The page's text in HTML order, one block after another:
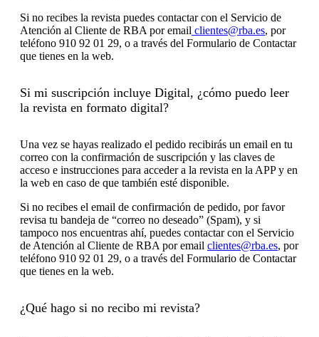
Si no recibes la revista puedes contactar con el Servicio de
Atención al Cliente de RBA por email clientes@rba.es, por
teléfono 910 92 01 29, o a través del Formulario de Contactar
que tienes en la web.
Si mi suscripción incluye Digital, ¿cómo puedo leer
la revista en formato digital?
Una vez se hayas realizado el pedido recibirás un email en tu
correo con la confirmación de suscripción y las claves de
acceso e instrucciones para acceder a la revista en la APP y en
la web en caso de que también esté disponible.
Si no recibes el email de confirmación de pedido, por favor
revisa tu bandeja de “correo no deseado” (Spam), y si
tampoco nos encuentras ahí, puedes contactar con el Servicio
de Atención al Cliente de RBA por email clientes@rba.es, por
teléfono 910 92 01 29, o a través del Formulario de Contactar
que tienes en la web.
¿Qué hago si no recibo mi revista?